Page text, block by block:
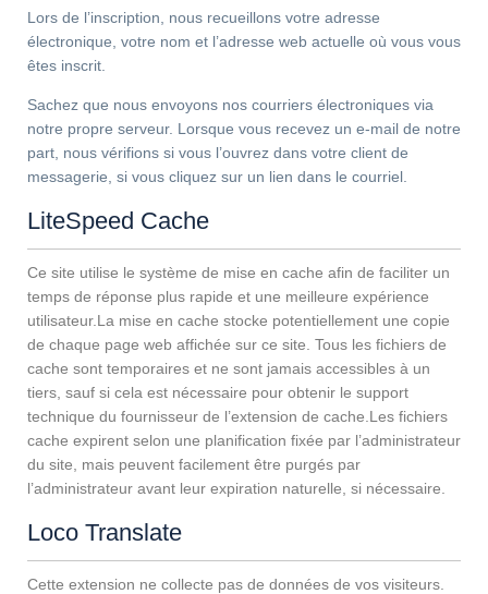
Lors de l’inscription, nous recueillons votre adresse
électronique, votre nom et l’adresse web actuelle où vous vous
êtes inscrit.
Sachez que nous envoyons nos courriers électroniques via
notre propre serveur. Lorsque vous recevez un e-mail de notre
part, nous vérifions si vous l’ouvrez dans votre client de
messagerie, si vous cliquez sur un lien dans le courriel.
LiteSpeed Cache
Ce site utilise le système de mise en cache afin de faciliter un
temps de réponse plus rapide et une meilleure expérience
utilisateur.La mise en cache stocke potentiellement une copie
de chaque page web affichée sur ce site. Tous les fichiers de
cache sont temporaires et ne sont jamais accessibles à un
tiers, sauf si cela est nécessaire pour obtenir le support
technique du fournisseur de l’extension de cache.Les fichiers
cache expirent selon une planification fixée par l’administrateur
du site, mais peuvent facilement être purgés par
l’administrateur avant leur expiration naturelle, si nécessaire.
Loco Translate
Cette extension ne collecte pas de données de vos visiteurs.